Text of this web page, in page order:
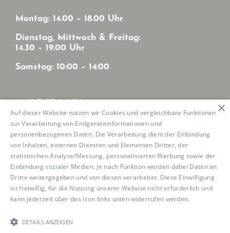
Montag: 14.00 – 18.00 Uhr
Dienstag, Mittwoch & Freitag:
14.30 – 19.00 Uhr
Samstag: 10:00 – 14:00
Mit MVV von München-Zentrum
U2: Haltestelle Josephsburg
Tram 21: Haltestelle Mutschellestr.
Copyright 2023 Boutique de la Danse | Impressum
Auf dieser Website nutzen wir Cookies und vergleichbare Funktionen
zur Verarbeitung von Endgeräteinformationen und
personenbezogenen Daten. Die Verarbeitung dient der Einbindung
von Inhalten, externen Diensten und Elementen Dritter, der
statistischen Analyse/Messung, personalisierten Werbung sowie der
Einbindung sozialer Medien. Je nach Funktion werden dabei Daten an
Dritte weitergegeben und von diesen verarbeitet. Diese Einwilligung
ist freiwillig, für die Nutzung unserer Website nicht erforderlich und
kann jederzeit über das Icon links unten widerrufen werden.
DETAILS ANZEIGEN
×